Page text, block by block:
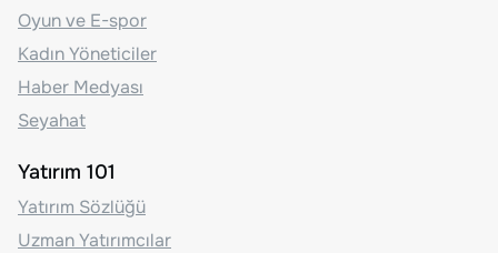
Oyun ve E-spor
Kadın Yöneticiler
Haber Medyası
Seyahat
Yatırım 101
Yatırım Sözlüğü
Uzman Yatırımcılar